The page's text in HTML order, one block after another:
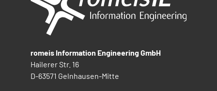
romeis Information Engineering GmbH
Hailerer Str. 16
D-63571 Gelnhausen-Mitte